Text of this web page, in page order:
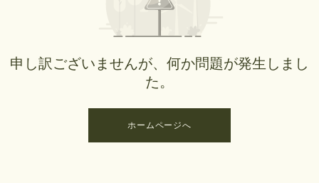
申し訳ございませんが、何か問題が発生しまし
た。
ホームページへ